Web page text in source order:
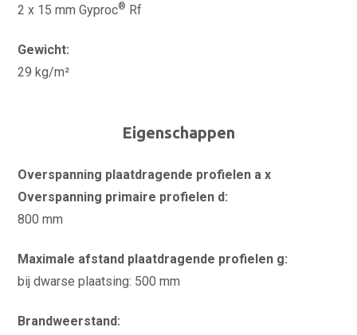
2 x 15 mm Gyproc® Rf
Gewicht:
29 kg/m²
Eigenschappen
Overspanning plaatdragende profielen a x
Overspanning primaire profielen d:
800 mm
Maximale afstand plaatdragende profielen g:
bij dwarse plaatsing: 500 mm
Brandweerstand: